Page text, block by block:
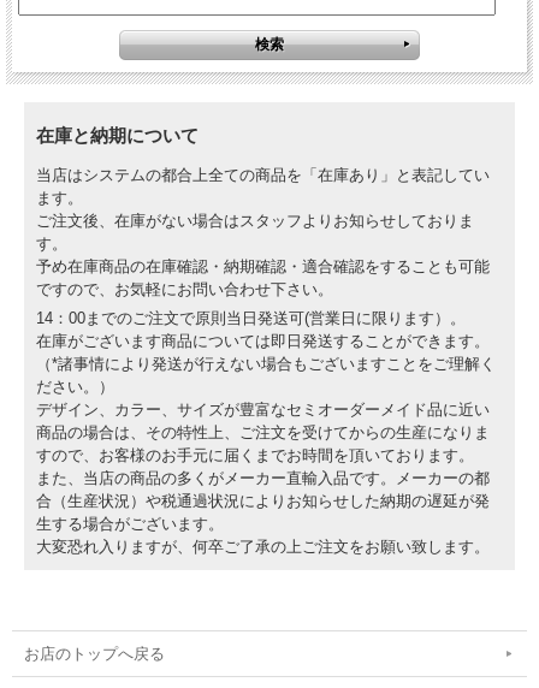
在庫と納期について
当店はシステムの都合上全ての商品を「在庫あり」と表記してい
ます。
ご注文後、在庫がない場合はスタッフよりお知らせしておりま
す。
予め在庫商品の在庫確認・納期確認・適合確認をすることも可能
ですので、お気軽にお問い合わせ下さい。
14：00までのご注文で原則当日発送可(営業日に限ります）。
在庫がございます商品については即日発送することができます。
（*諸事情により発送が行えない場合もございますことをご理解く
ださい。）
デザイン、カラー、サイズが豊富なセミオーダーメイド品に近い
商品の場合は、その特性上、ご注文を受けてからの生産になりま
すので、お客様のお手元に届くまでお時間を頂いております。
また、当店の商品の多くがメーカー直輸入品です。メーカーの都
合（生産状況）や税通過状況によりお知らせした納期の遅延が発
生する場合がございます。
大変恐れ入りますが、何卒ご了承の上ご注文をお願い致します。
お店のトップへ戻る